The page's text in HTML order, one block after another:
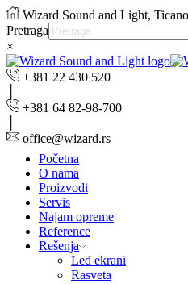
Wizard Sound and Light,
Pretraga
×
+381 22 430 520
+381 64 82-98-700
office@wizard.rs
Početna
O nama
Proizvodi
Servis
Najam opreme
Reference
Rešenja
Led ekrani
Rasveta